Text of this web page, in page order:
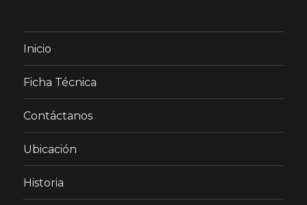
Inicio
Ficha Técnica
Contáctanos
Ubicación
Historia